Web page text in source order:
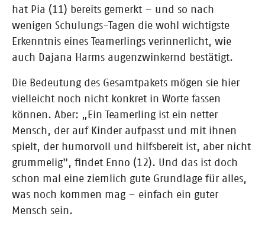
hat Pia (11) bereits gemerkt – und so nach
wenigen Schulungs-Tagen die wohl wichtigste
Erkenntnis eines Teamerlings verinnerlicht, wie
auch Dajana Harms augenzwinkernd bestätigt.
Die Bedeutung des Gesamtpakets mögen sie hier
vielleicht noch nicht konkret in Worte fassen
können. Aber: „Ein Teamerling ist ein netter
Mensch, der auf Kinder aufpasst und mit ihnen
spielt, der humorvoll und hilfsbereit ist, aber nicht
grummelig", findet Enno (12). Und das ist doch
schon mal eine ziemlich gute Grundlage für alles,
was noch kommen mag – einfach ein guter
Mensch sein.